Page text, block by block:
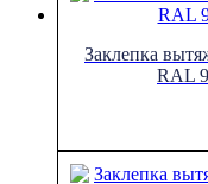
Заклепка
RAL